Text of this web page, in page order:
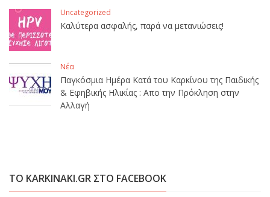
Uncategorized
Καλύτερα ασφαλής, παρά να μετανιώσεις!
Νέα
Παγκόσμια Ημέρα Κατά του Καρκίνου της Παιδικής
& Εφηβικής Ηλικίας : Απο την Πρόκληση στην
Αλλαγή
ΤΟ KARKINAKI.GR ΣΤΟ FACEBOOK